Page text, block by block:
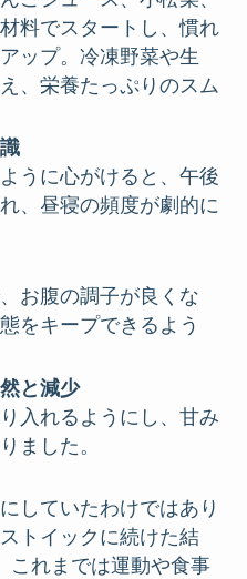
料でスタートし、慣れ
ップ。冷凍野菜や生
、栄養たっぷりのスム
うに心がけると、午後
、昼寝の頻度が劇的に
お腹の調子が良くな
をキープできるよう
と減少
入れるようにし、甘み
ました。
していたわけではあり
トイックに続けた結
これまでは運動や食事